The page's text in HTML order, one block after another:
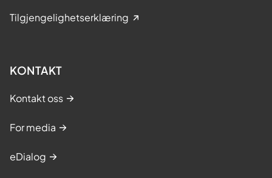
Tilgjengelighetserklæring
KONTAKT
Kontakt oss
For media
eDialog